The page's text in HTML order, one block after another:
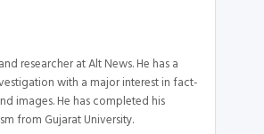
researcher at Alt News. He has a
with a major interest in fact-
images. He has completed his
from Gujarat University.